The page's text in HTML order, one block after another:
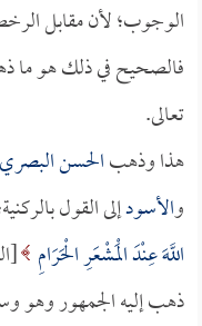
الوجوب؛ لأن مقابل
فالصحيح في ذلك هو ما
تعالى.
هذا وذهبالحسن البصري
والأسودإلى القول
اللَّهَ عِنْدَ الْمَشْعَرِ الْحَرَامِ
ذهب إليه الجمهور وهو